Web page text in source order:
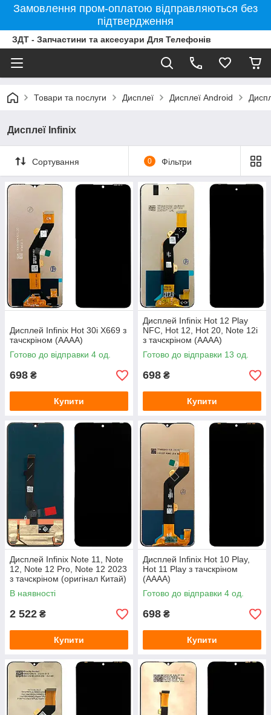
Замовлення пром-оплатою відправляються без
підтвердження
ЗДТ - Запчастини та аксесуари Для Телефонів
Товари та послуги Дисплеї Дисплеї Android
Дисплеї Infinix
Сортування 0 Фільтри
Дисплей Infinix Hot 30i X669 з
тачскріном (AAAA)
Готово до відправки 4 од.
698 ₴
Купити
Дисплей Infinix Hot 12 Play
NFC, Hot 12, Hot 20, Note 12i
з тачскріном (AAAA)
Готово до відправки 13 од.
698 ₴
Купити
Дисплей Infinix Note 11, Note
12, Note 12 Pro, Note 12 2023
з тачскріном (оригінал Китай)
В наявності
2 522 ₴
Купити
Дисплей Infinix Hot 10 Play,
Hot 11 Play з тачскріном
(AAAA)
Готово до відправки 4 од.
698 ₴
Купити